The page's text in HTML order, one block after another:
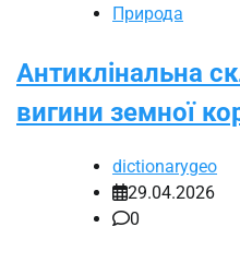
Природа
Антиклінальна
вигини земної
dictionarygeo
29.04.2026
0